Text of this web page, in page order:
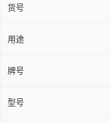
货号
用途
牌号
型号